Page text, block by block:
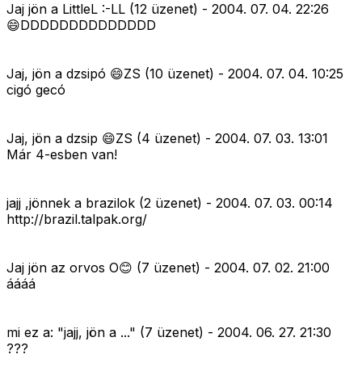
Jaj jön a LittleL :-LL (12 üzenet) - 2004. 07. 04. 22:26
😄DDDDDDDDDDDDDD
Jaj, jön a dzsipó 😄ZS (10 üzenet) - 2004. 07. 04. 10:25
cigó gecó
Jaj, jön a dzsip 😄ZS (4 üzenet) - 2004. 07. 03. 13:01
Már 4-esben van!
jajj ,jönnek a brazilok (2 üzenet) - 2004. 07. 03. 00:14
http://brazil.talpak.org/
Jaj jön az orvos O😊 (7 üzenet) - 2004. 07. 02. 21:00
áááá
mi ez a: "jajj, jön a ..." (7 üzenet) - 2004. 06. 27. 21:30
???